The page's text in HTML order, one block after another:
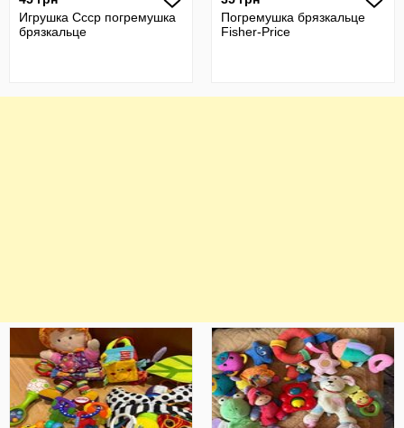
Игрушка Ссср погремушка
брязкальце
Погремушка брязкальце
Fisher-Price